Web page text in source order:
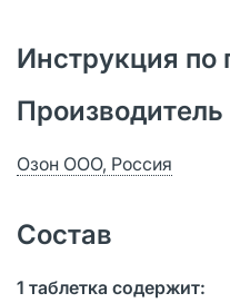
Инструкция
Производитель
Озон ООО, Россия
Состав
1 таблетка содержит: